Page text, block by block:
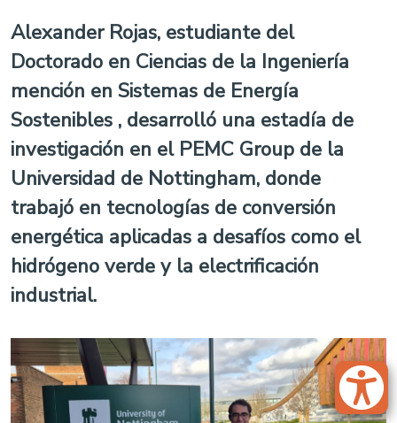
Alexander Rojas, estudiante del
Doctorado en Ciencias de la Ingeniería
mención en Sistemas de Energía
Sostenibles , desarrolló una estadía de
investigación en el PEMC Group de la
Universidad de Nottingham, donde
trabajó en tecnologías de conversión
energética aplicadas a desafíos como el
hidrógeno verde y la electrificación
industrial.